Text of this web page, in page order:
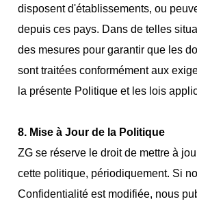
disposent d'établissements, ou
depuis ces pays. Dans de telles
des mesures pour garantir que les
sont traitées conformément aux
la présente Politique et les lois
8. Mise à Jour de la Politique
ZG se réserve le droit de mettre à
cette politique, périodiquement. Si
Confidentialité est modifiée, nous